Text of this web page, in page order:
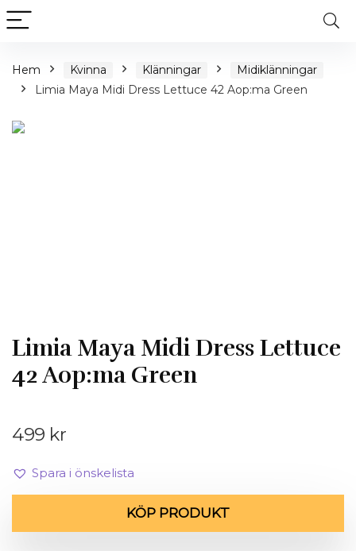
Hem Kvinna Klänningar
Midiklänningar
Limia Maya Midi Dress Lettuce 42 Aop:ma Green
Limia Maya Midi Dress Lettuce
42 Aop:ma Green
499 kr
Spara i önskelista
KÖP PRODUKT